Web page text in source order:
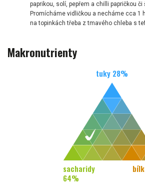
paprikou, solí, pepřem a chilli papričkou
Promícháme vidličkou a necháme cca 1
na topinkách třeba z tmavého chleba s
Makronutrienty
tuky 28%
sacharidy
64%